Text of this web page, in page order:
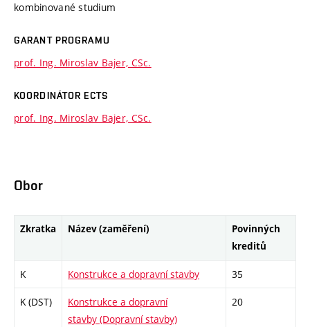
kombinované studium
GARANT PROGRAMU
prof. Ing. Miroslav Bajer, CSc.
KOORDINÁTOR ECTS
prof. Ing. Miroslav Bajer, CSc.
Obor
Zkratka Název (zaměření)
Povinných
kreditů
K Konstrukce a dopravní stavby 35
K (DST)
Konstrukce a dopravní
stavby (Dopravní stavby)
20